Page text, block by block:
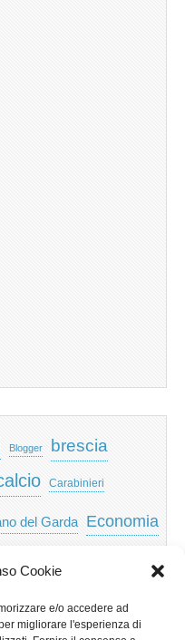
Cookie
e/o accedere ad
migliorare l'esperienza di
Blogger brescia
Carabinieri
del Garda Economia
Nera news Notizie